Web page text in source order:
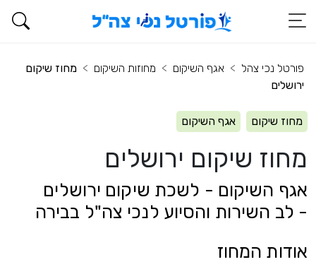
פורטל נכי צהל אגף השיקום מחוזות השיקום
מחוז שיקום
ירושלים
מחוז שיקום אגף השיקום
מחוז שיקום ירושלים
אגף השיקום - לשכת שיקום ירושלים
- לב השירות והסיוע לנכי צה"ל בבירה
אודות המחוז